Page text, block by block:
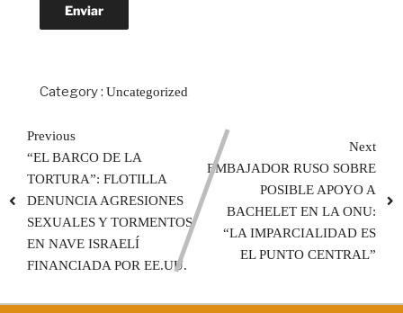
Category : Uncategorized
Previous
“EL BARCO DE LA
TORTURA”: FLOTILLA
DENUNCIA AGRESIONES
SEXUALES Y TORMENTOS
EN NAVE ISRAELÍ
FINANCIADA POR EE.UU.
Next
EMBAJADOR RUSO SOBRE
POSIBLE APOYO A
BACHELET EN LA ONU:
“LA IMPARCIALIDAD ES
EL PUNTO CENTRAL”